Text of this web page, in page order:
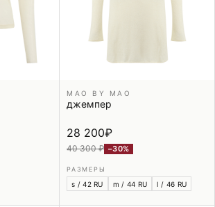
MAO BY MAO
джемпер
28 200₽
40 300 ₽ −30%
РАЗМЕРЫ
s / 42 RU m / 44 RU l / 46 RU